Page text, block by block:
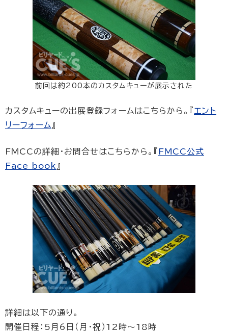
前回は約200本のカスタムキューが展示された
カスタムキューの出展登録フォームはこちらから。『エント
リーフォーム 』
FMCCの詳細・お問合せはこちらから。『 FMCC公式
Face book 』
詳細は以下の通り。
開催日程：5月6日（月・祝）12時～18時